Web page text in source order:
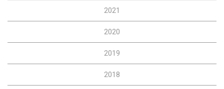
2021
2020
2019
2018